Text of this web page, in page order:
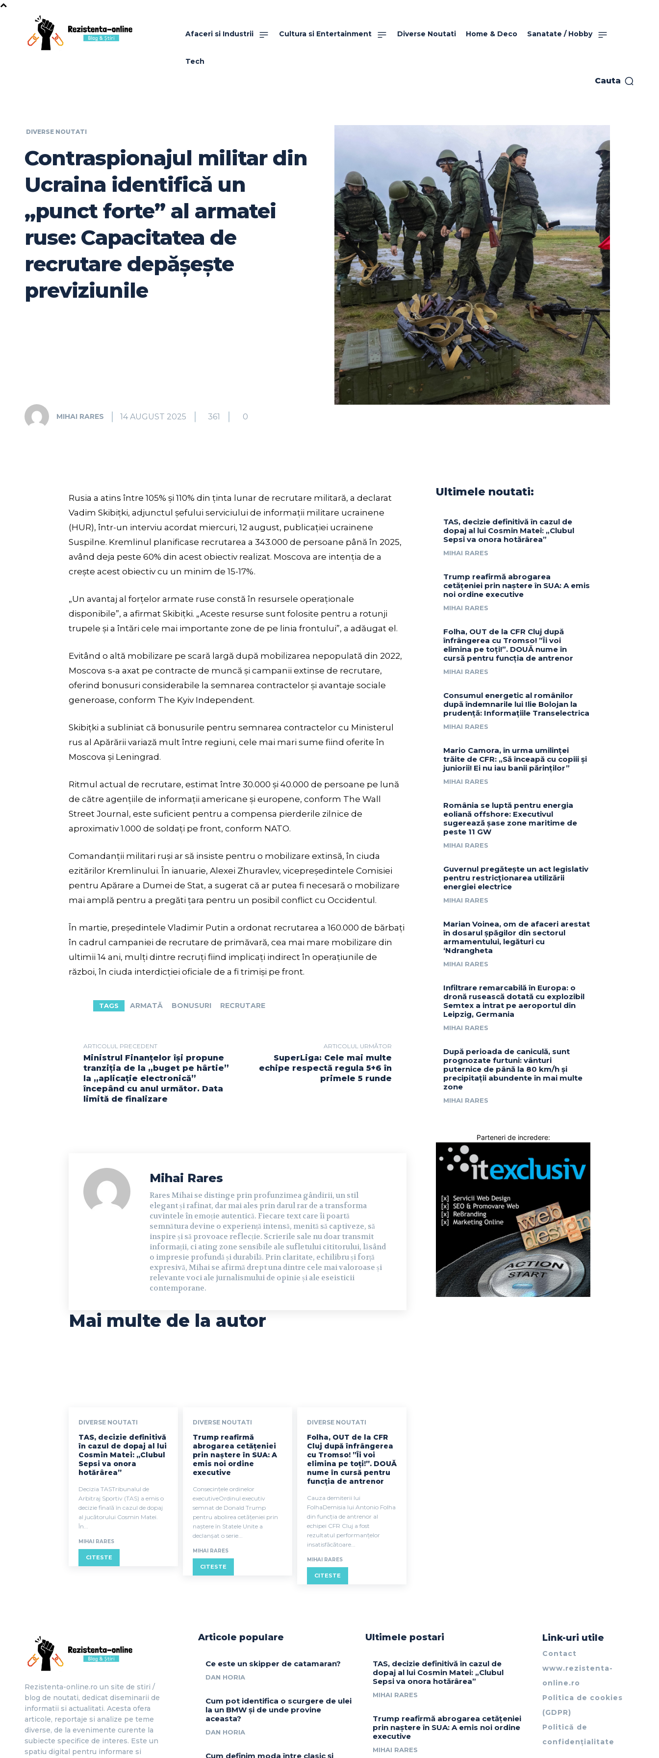
Afaceri si Industrii Cultura si Entertainment Diverse Noutati Home & Deco Sanatate / Hobby
Tech
Cauta
DIVERSE NOUTATI
Contraspionajul militar din
Ucraina identifică un
„punct forte” al armatei
ruse: Capacitatea de
recrutare depășește
previziunile
MIHAI RARES 14 AUGUST 2025 361 0
Rusia a atins între 105% și 110% din ținta lunar de recrutare militară, a declarat
Vadim Skibițki, adjunctul șefului serviciului de informații militare ucrainene
(HUR), într-un interviu acordat miercuri, 12 august, publicației ucrainene
Suspilne. Kremlinul planificase recrutarea a 343.000 de persoane până în 2025,
având deja peste 60% din acest obiectiv realizat. Moscova are intenția de a
crește acest obiectiv cu un minim de 15-17%.
„Un avantaj al forțelor armate ruse constă în resursele operaționale
disponibile”, a afirmat Skibițki. „Aceste resurse sunt folosite pentru a rotunji
trupele și a întări cele mai importante zone de pe linia frontului”, a adăugat el.
Evitând o altă mobilizare pe scară largă după mobilizarea nepopulată din 2022,
Moscova s-a axat pe contracte de muncă și campanii extinse de recrutare,
oferind bonusuri considerabile la semnarea contractelor și avantaje sociale
generoase, conform The Kyiv Independent.
Skibițki a subliniat că bonusurile pentru semnarea contractelor cu Ministerul
rus al Apărării variază mult între regiuni, cele mai mari sume fiind oferite în
Moscova și Leningrad.
Ritmul actual de recrutare, estimat între 30.000 și 40.000 de persoane pe lună
de către agențiile de informații americane și europene, conform The Wall
Street Journal, este suficient pentru a compensa pierderile zilnice de
aproximativ 1.000 de soldați pe front, conform NATO.
Comandanții militari ruși ar să insiste pentru o mobilizare extinsă, în ciuda
ezitărilor Kremlinului. În ianuarie, Alexei Zhuravlev, vicepreședintele Comisiei
pentru Apărare a Dumei de Stat, a sugerat că ar putea fi necesară o mobilizare
mai amplă pentru a pregăti țara pentru un posibil conflict cu Occidentul.
În martie, președintele Vladimir Putin a ordonat recrutarea a 160.000 de bărbați
în cadrul campaniei de recrutare de primăvară, cea mai mare mobilizare din
ultimii 14 ani, mulți dintre recruți fiind implicați indirect în operațiunile de
război, în ciuda interdicției oficiale de a fi trimiși pe front.
TAGS ARMATĂ BONUSURI RECRUTARE
ARTICOLUL PRECEDENT
Ministrul Finanțelor își propune
tranziția de la „buget pe hârtie”
la „aplicație electronică”
începând cu anul următor. Data
limită de finalizare
ARTICOLUL URMĂTOR
SuperLiga: Cele mai multe
echipe respectă regula 5+6 în
primele 5 runde
Mihai Rares
Rares Mihai se distinge prin profunzimea gândirii, un stil
elegant și rafinat, dar mai ales prin darul rar de a transforma
cuvintele în emoție autentică. Fiecare text care îi poartă
semnătura devine o experiență intensă, menită să captiveze, să
inspire și să provoace reflecție. Scrierile sale nu doar transmit
informații, ci ating zone sensibile ale sufletului cititorului, lăsând
o impresie profundă și durabilă. Prin claritate, echilibru și forță
expresivă, Mihai se afirmă drept una dintre cele mai valoroase și
relevante voci ale jurnalismului de opinie și ale eseisticii
contemporane.
Mai multe de la autor
DIVERSE NOUTATI
TAS, decizie definitivă
în cazul de dopaj al lui
Cosmin Matei: „Clubul
Sepsi va onora
hotărârea”
Decizia TASTribunalul de
Arbitraj Sportiv (TAS) a emis o
decizie finală în cazul de dopaj
al jucătorului Cosmin Matei.
În...
MIHAI RARES
CITESTE
DIVERSE NOUTATI
Trump reafirmă
abrogarea cetățeniei
prin naștere în SUA: A
emis noi ordine
executive
Consecințele ordinelor
executiveOrdinul executiv
semnat de Donald Trump
pentru abolirea cetățeniei prin
naștere în Statele Unite a
declanșat o serie...
MIHAI RARES
CITESTE
DIVERSE NOUTATI
Folha, OUT de la CFR
Cluj după înfrângerea
cu Tromso! ”Îi voi
elimina pe toți!”. DOUĂ
nume în cursă pentru
funcția de antrenor
Cauza demiterii lui
FolhaDemisia lui Antonio Folha
din funcția de antrenor al
echipei CFR Cluj a fost
rezultatul performanțelor
insatisfăcătoare...
MIHAI RARES
CITESTE
Ultimele noutati:
TAS, decizie definitivă în cazul de
dopaj al lui Cosmin Matei: „Clubul
Sepsi va onora hotărârea”
MIHAI RARES
Trump reafirmă abrogarea
cetățeniei prin naștere în SUA: A emis
noi ordine executive
MIHAI RARES
Folha, OUT de la CFR Cluj după
înfrângerea cu Tromso! ”Îi voi
elimina pe toți!”. DOUĂ nume în
cursă pentru funcția de antrenor
MIHAI RARES
Consumul energetic al românilor
după îndemnarile lui Ilie Bolojan la
prudență: Informațiile Transelectrica
MIHAI RARES
Mario Camora, în urma umilinței
trăite de CFR: „Să înceapă cu copiii și
juniorii! Ei nu iau banii părinților”
MIHAI RARES
România se luptă pentru energia
eoliană offshore: Executivul
sugerează șase zone maritime de
peste 11 GW
MIHAI RARES
Guvernul pregătește un act legislativ
pentru restricționarea utilizării
energiei electrice
MIHAI RARES
Marian Voinea, om de afaceri arestat
în dosarul șpăgilor din sectorul
armamentului, legături cu
‘Ndrangheta
MIHAI RARES
Infiltrare remarcabilă în Europa: o
dronă rusească dotată cu explozibil
Semtex a intrat pe aeroportul din
Leipzig, Germania
MIHAI RARES
După perioada de caniculă, sunt
prognozate furtuni: vânturi
puternice de până la 80 km/h și
precipitații abundente în mai multe
zone
MIHAI RARES
Parteneri de incredere:
Rezistenta-online.ro un site de stiri /
blog de noutati, dedicat diseminarii de
informatii si actualitati. Acesta ofera
articole, reportaje si analize pe teme
diverse, de la evenimente curente la
subiecte specifice de interes. Este un
spatiu digital pentru informare si
Articole populare
Ce este un skipper de catamaran?
DAN HORIA
Cum pot identifica o scurgere de ulei
la un BMW și de unde provine
aceasta?
DAN HORIA
Cum definim moda între clasic și
Ultimele postari
TAS, decizie definitivă în cazul de
dopaj al lui Cosmin Matei: „Clubul
Sepsi va onora hotărârea”
MIHAI RARES
Trump reafirmă abrogarea cetățeniei
prin naștere în SUA: A emis noi ordine
executive
MIHAI RARES
Link-uri utile
Contact
www.rezistenta-
online.ro
Politica de cookies
(GDPR)
Politică de
confidențialitate